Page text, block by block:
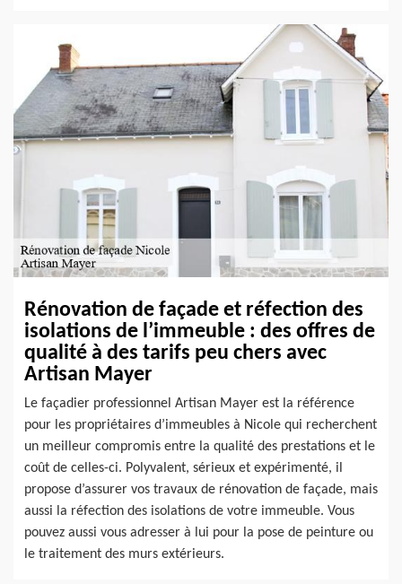
Rénovation de façade et réfection des
isolations de l’immeuble : des offres de
qualité à des tarifs peu chers avec
Artisan Mayer
Le façadier professionnel Artisan Mayer est la référence
pour les propriétaires d’immeubles à Nicole qui recherchent
un meilleur compromis entre la qualité des prestations et le
coût de celles-ci. Polyvalent, sérieux et expérimenté, il
propose d’assurer vos travaux de rénovation de façade, mais
aussi la réfection des isolations de votre immeuble. Vous
pouvez aussi vous adresser à lui pour la pose de peinture ou
le traitement des murs extérieurs.